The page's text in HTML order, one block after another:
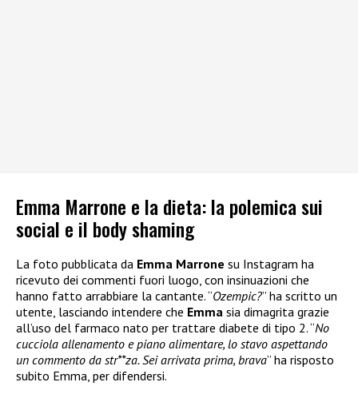
Emma Marrone e la dieta: la polemica sui
social e il body shaming
La foto pubblicata da Emma Marrone su Instagram ha
ricevuto dei commenti fuori luogo, con insinuazioni che
hanno fatto arrabbiare la cantante. “Ozempic?” ha scritto un
utente, lasciando intendere che Emma sia dimagrita grazie
all’uso del farmaco nato per trattare diabete di tipo 2. “No
cucciola allenamento e piano alimentare, lo stavo aspettando
un commento da str**za. Sei arrivata prima, brava” ha risposto
subito Emma, per difendersi.